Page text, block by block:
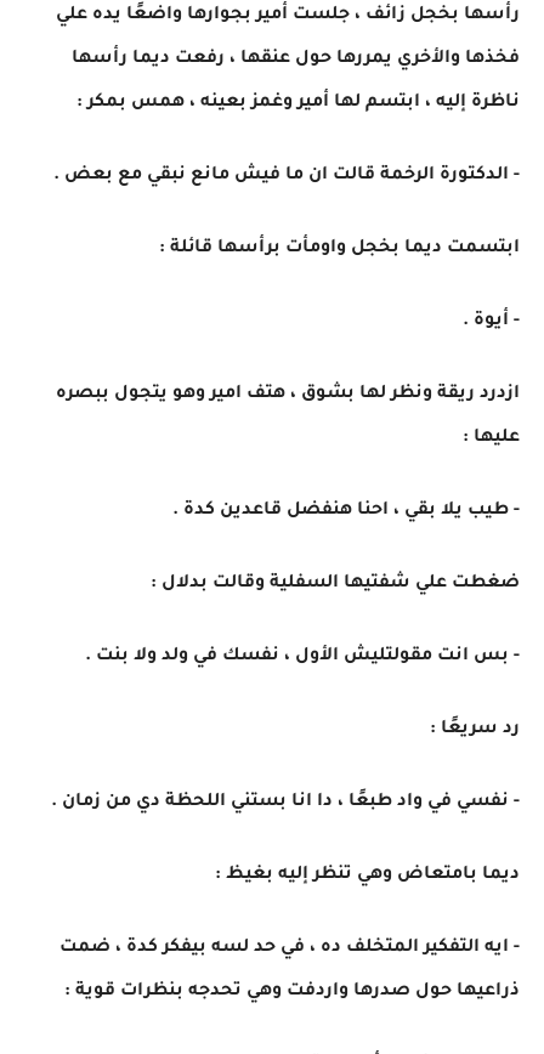
رأسها بخجل زائف ، جلست أمير بجوارها واضعًا يده علي
فخذها والأخري يمررها حول عنقها ، رفعت ديما رأسها
ناظرة إليه ، ابتسم لها أمير وغمز بعينه ، همس بمكر :
- الدكتورة الرخمة قالت ان ما فيش مانع نبقي مع بعض .
ابتسمت ديما بخجل واومأت برأسها قائلة :
- أيوة .
ازدرد ريقة ونظر لها بشوق ، هتف امير وهو يتجول ببصره
عليها :
- طيب يلا بقي ، احنا هنفضل قاعدين كدة .
ضغطت علي شفتيها السفلية وقالت بدلال :
- بس انت مقولتليش الأول ، نفسك في ولد ولا بنت .
رد سريعًا :
- نفسي في واد طبعًا ، دا انا بستني اللحظة دي من زمان .
ديما بامتعاض وهي تنظر إليه بغيظ :
- ايه التفكير المتخلف ده ، في حد لسه بيفكر كدة ، ضمت
ذراعيها حول صدرها واردفت وهي تحدجه بنظرات قوية :